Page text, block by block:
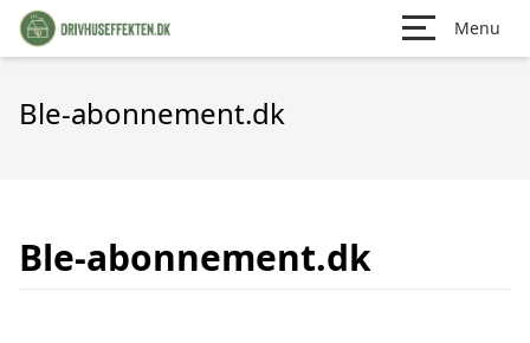
Menu
Ble-abonnement.dk
Ble-abonnement.dk